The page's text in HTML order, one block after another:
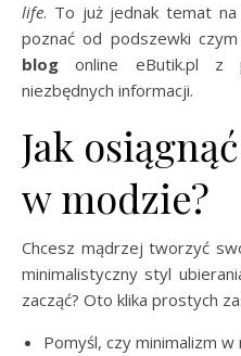
life. To już jednak temat na
poznać od podszewki
blog online eButik.pl z
niezbędnych informacji.
Jak
w modzie?
Chcesz mądrzej tworzyć
minimalistyczny styl
zacząć? Oto klika prostych
Pomyśl, czy minimalizm